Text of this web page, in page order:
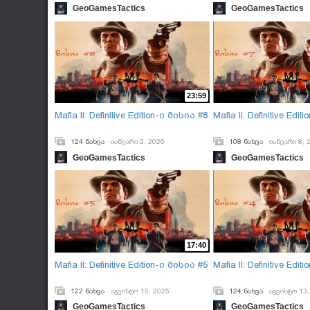
GeoGamesTactics GeoGamesTactics
23:59
Mafia II: Definitive Edition-ი მისია #8
124 ნახვა იანვარი 9, 2026
GeoGamesTactics
Mafia II: Definitive
108 ნახვა იანვარი 8,
GeoGamesTactics
17:40
Mafia II: Definitive Edition-ი მისია #5
122 ნახვა აგვისტო 15, 2025
GeoGamesTactics
Mafia II: Definitive
124 ნახვა აგვისტო
GeoGamesTactics